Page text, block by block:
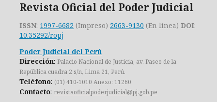
Revista Oficial del Poder Judicial
ISSN: 1997-6682 (Impreso) 2663-9130 (En línea) DOI:
10.35292/ropj
Poder Judicial del Perú
Dirección: Palacio Nacional de Justicia, av. Paseo de la
República cuadra 2 s/n, Lima 21, Perú.
Teléfono: (01) 410-1010 Anexo: 11260
Contacto: revistaoficialpoderjudicial@pj.gob.pe